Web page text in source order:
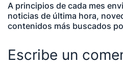
A principios de cada mes
noticias de última hora,
contenidos más buscados
Escribe un